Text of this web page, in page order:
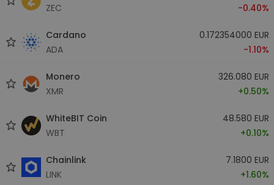
ZEC
-0.40%
Cardano
ADA
0.172354000 EUR
-1.10%
Monero
XMR
326.080 EUR
+0.50%
WhiteBIT Coin
WBT
48.580 EUR
+0.10%
Chainlink
LINK
7.1800 EUR
+1.60%